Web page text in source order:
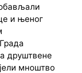
и њеног
друштвене
мноштво